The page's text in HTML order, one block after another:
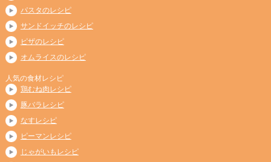
パスタのレシピ
サンドイッチのレシピ
ピザのレシピ
オムライスのレシピ
人気の食材レシピ
鶏むね肉レシピ
豚バラレシピ
なすレシピ
ピーマンレシピ
じゃがいもレシピ